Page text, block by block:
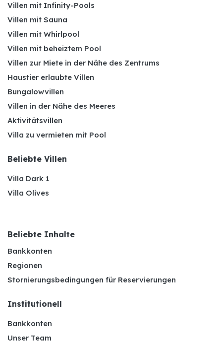
Villen mit Infinity-Pools
Villen mit Sauna
Villen mit Whirlpool
Villen mit beheiztem Pool
Villen zur Miete in der Nähe des Zentrums
Haustier erlaubte Villen
Bungalowvillen
Villen in der Nähe des Meeres
Aktivitätsvillen
Villa zu vermieten mit Pool
Beliebte Villen
Villa Dark 1
Villa Olives
Beliebte Inhalte
Bankkonten
Regionen
Stornierungsbedingungen für Reservierungen
Institutionell
Bankkonten
Unser Team